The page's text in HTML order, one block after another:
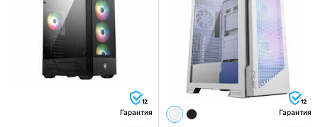
12
Гарантия
12
Гарантия